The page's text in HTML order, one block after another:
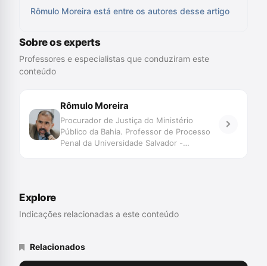
Rômulo Moreira está entre os autores desse artigo
Sobre os experts
Professores e especialistas que conduziram este
conteúdo
Rômulo Moreira
Procurador de Justiça do Ministério
Público da Bahia. Professor de Processo
Penal da Universidade Salvador -
Explore
Indicações relacionadas a este conteúdo
Relacionados